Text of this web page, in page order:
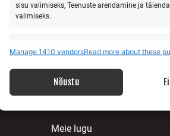
sisu valimiseks, Teenuste arendamine ja
valimiseks.
seostamine, Seadmete tuvastamine
puutumatusega seotud valikute
Manage 1410 vendorsRead more about these
Nõustu
MEIST
Meie lugu